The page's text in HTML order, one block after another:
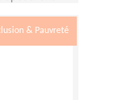
ou
de
équipe
& Pauvreté